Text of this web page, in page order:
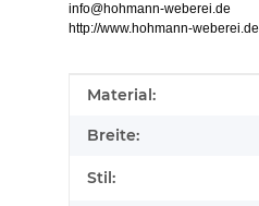
info@hohmann-weberei.de
http://www.hohmann-weberei.de
Produkteigenschaft
Wert
Material:
Breite:
Stil: